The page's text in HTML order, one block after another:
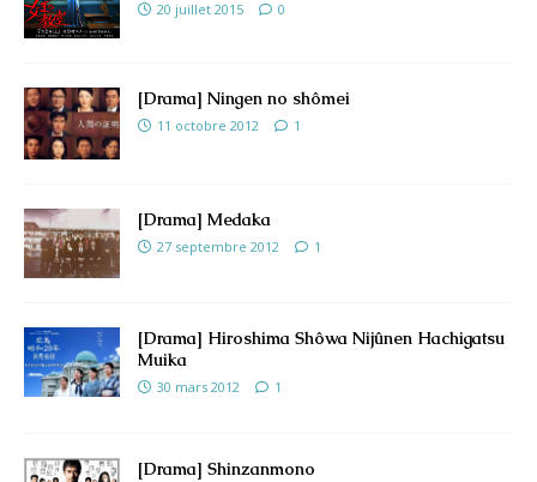
20 juillet 2015 0
[Drama] Ningen no shômei
11 octobre 2012 1
[Drama] Medaka
27 septembre 2012 1
[Drama] Hiroshima Shôwa Nijûnen Hachigatsu
Muika
30 mars 2012 1
[Drama] Shinzanmono